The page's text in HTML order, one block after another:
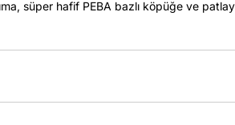
süper hafif PEBA bazlı köpüğe ve